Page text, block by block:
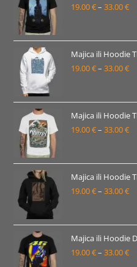
do
19.00€– 33.00€
do
Majica ili Hoodie
19.00€– 33.00€
do
Majica ili Hoodie
19.00€– 33.00€
do
Majica ili Hoodie
19.00€– 33.00€
do
Majica ili Hoodie
19.00€– 33.00€